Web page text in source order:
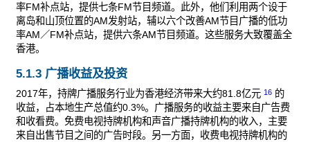
率FM补点站，提供七条FM节目频道。此外，他们利用两个设于
离岛和山顶位置的AM发射站，辅以六个改善AM节目广播的低功
率AM／FM补点站，提供六条AM节目频道。这些服务大致覆盖全
香港。
5.1.3 广播收益及投资
2017年，持牌广播服务行业为香港经济带来大约81.8亿元 16 的
收益，占本地生产总值约0.3%。广播服务的收益主要来自广告费
和收看费。免费电视持牌机构和声音广播持牌机构的收入，主要
来自出售节目之间的广告时段。另一方面，收费电视持牌机构的